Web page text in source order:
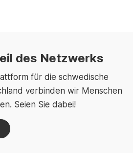
des Netzwerks
für die schwedische
verbinden wir Menschen
Seien Sie dabei!